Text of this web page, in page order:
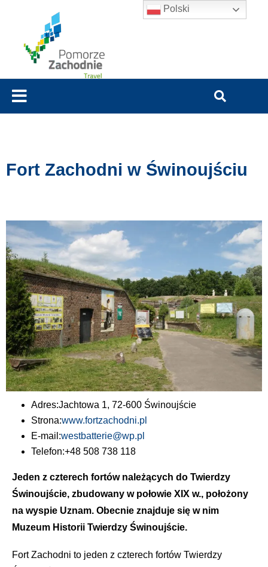
Fort Zachodni w Świnoujściu
Adres:Jachtowa 1, 72-600 Świnoujście
Strona:www.fortzachodni.pl
E-mail:westbatterie@wp.pl
Telefon:+48 508 738 118
Jeden z czterech fortów należących do Twierdzy
Świnoujście, zbudowany w połowie XIX w., położony
na wyspie Uznam. Obecnie znajduje się w nim
Muzeum Historii Twierdzy Świnoujście.
Fort Zachodni to jeden z czterech fortów Twierdzy
Polski